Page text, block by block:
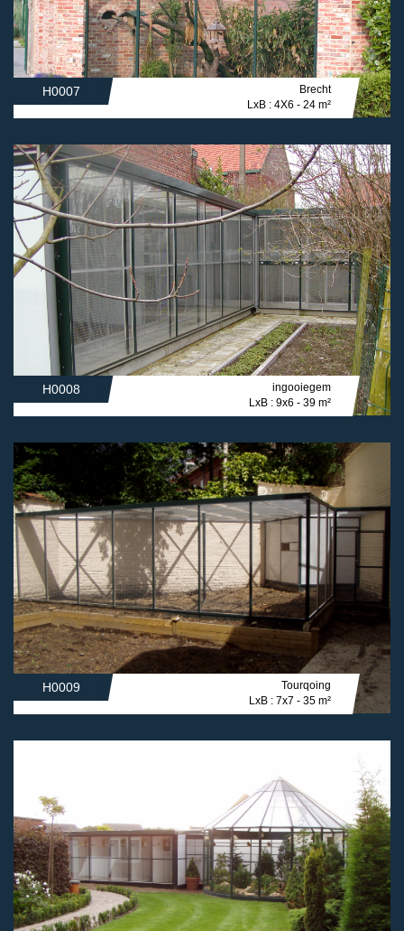
H0007
Brecht
LxB : 4X6 - 24 m²
H0008
ingooiegem
LxB : 9x6 - 39 m²
H0009
Tourqoing
LxB : 7x7 - 35 m²